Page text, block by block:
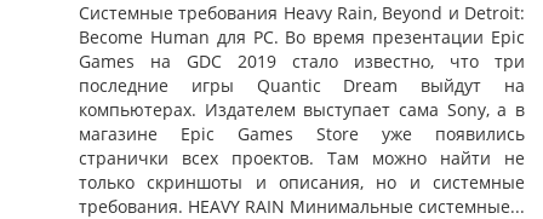
Системные требования Heavy Rain, Beyond и Detroit:
Become Human для PC. Во время презентации Epic
Games на GDC 2019 стало известно, что три
последние игры Quantic Dream выйдут на
компьютерах. Издателем выступает сама Sony, а в
магазине Epic Games Store уже появились
странички всех проектов. Там можно найти не
только скриншоты и описания, но и системные
требования. HEAVY RAIN Минимальные системные...